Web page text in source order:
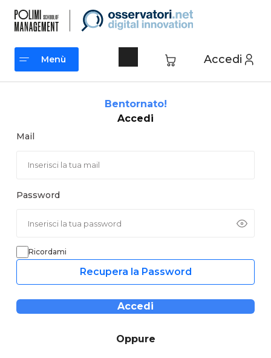
contenuto
Accedi
Menù
Bentornato!
Accedi
Mail
Password
Ricordami
Recupera la Password
Accedi
Oppure